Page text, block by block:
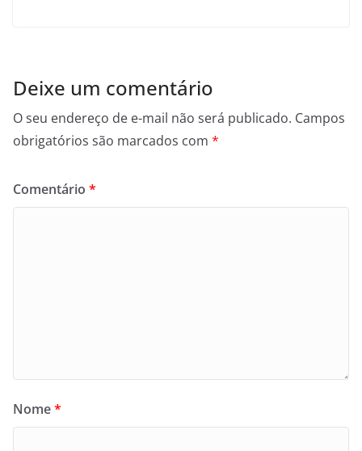
Deixe um comentário
O seu endereço de e-mail não será publicado. Campos
obrigatórios são marcados com *
Comentário *
Nome*